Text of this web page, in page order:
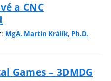
a CNC
MgA. Martin Králík, Ph.D.
Games – 3DMDG